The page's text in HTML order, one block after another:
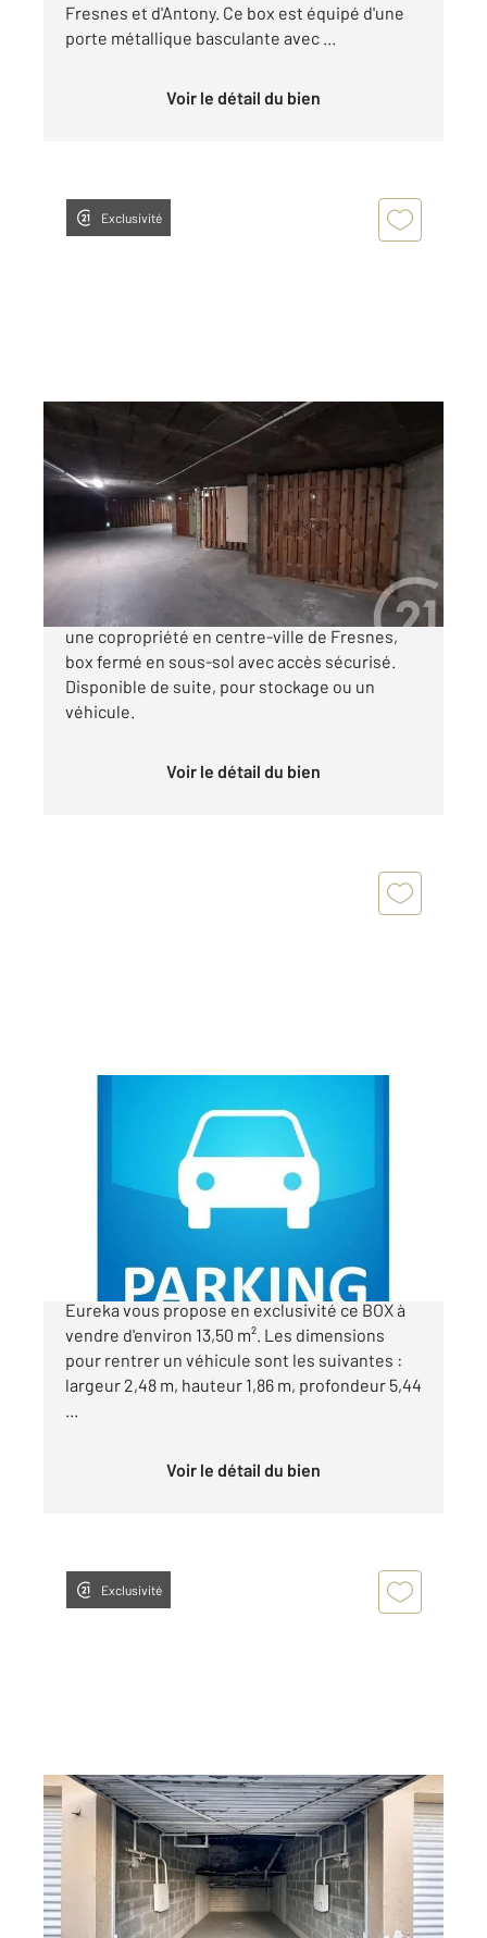
Fresnes et d'Antony. Ce box est équipé d'une
porte métallique basculante avec ...
Voir le détail du bien
Exclusivité
12 m
Ref : 9979
Parking à vendre
18 000 €
Garage à vendre au CLOS LA GARENNE, dans
une copropriété en centre-ville de Fresnes,
box fermé en sous-sol avec accès sécurisé.
Disponible de suite, pour stockage ou un
véhicule.
Voir le détail du bien
Parking à vendre
20 000 €
Situé Résidence des Gémeaux, CENTURY 21
Eureka vous propose en exclusivité ce BOX à
vendre d'environ 13,50 m². Les dimensions
pour rentrer un véhicule sont les suivantes :
largeur 2,48 m, hauteur 1,86 m, profondeur 5,44
...
Voir le détail du bien
Exclusivité
FRESNES 94
12 m
Ref : 9784
Parking à vendre
23 000 €